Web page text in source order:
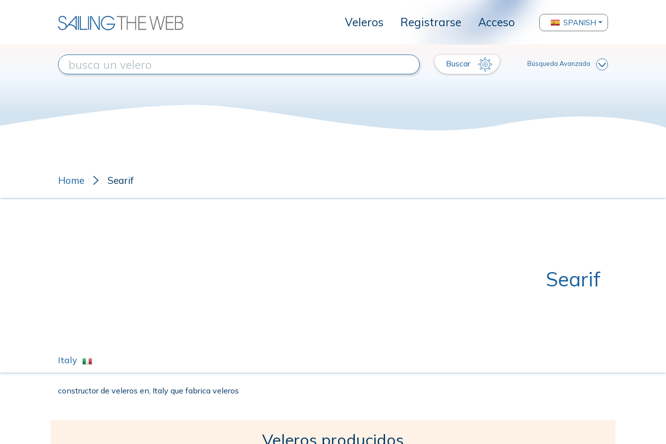
Veleros Registrarse Acceso SPANISH
Buscar Búsqueda Avanzada
Home Searif
Searif
Italy
constructor de veleros en, Italy que fabrica veleros
Veleros producidos